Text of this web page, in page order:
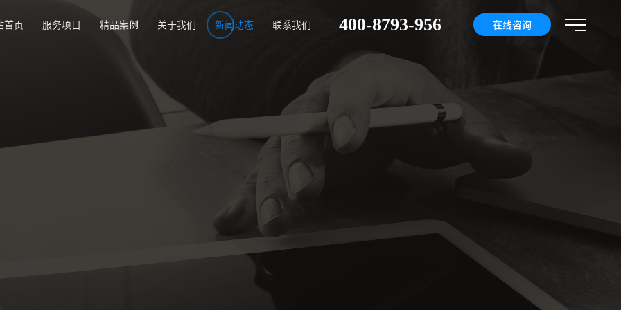
首页 服务项目 精品案例 关于我们 新闻动态 联系我们 400-8793-956 在线咨询